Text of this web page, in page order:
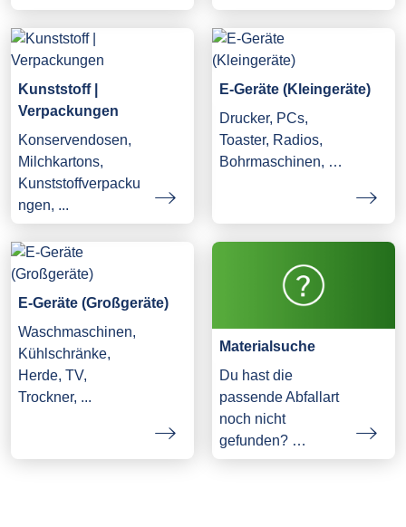
Kunststoff |
Verpackungen
Konservendosen,
Milchkartons,
Kunststoffverpacku
ngen, ...
E-Geräte (Kleingeräte)
Drucker, PCs,
Toaster, Radios,
Bohrmaschinen, …
E-Geräte (Großgeräte)
Waschmaschinen,
Kühlschränke,
Herde, TV,
Trockner, ...
Materialsuche
Du hast die
passende Abfallart
noch nicht
gefunden? …